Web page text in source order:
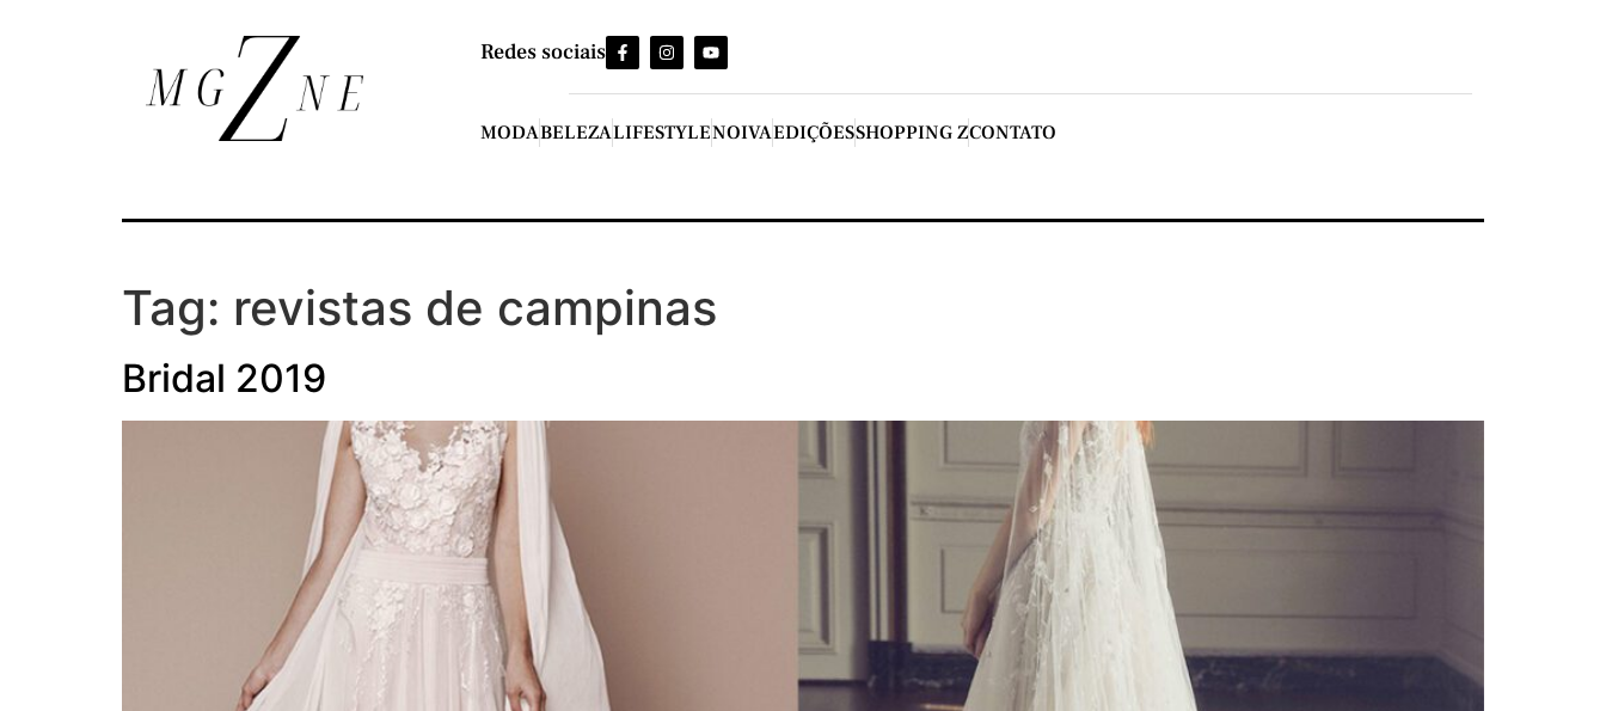
Redes sociais
MODABELEZALIFESTYLENOIVAEDIÇÕESSHOPPING ZCONTATO
Tag: revistas de campinas
Bridal 2019